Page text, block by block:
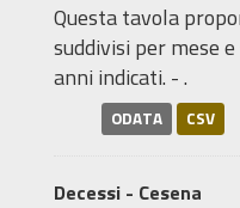
Questa tavola
suddivisi per mese
anni indicati. - .
ODATA CSV
Decessi - Cesena